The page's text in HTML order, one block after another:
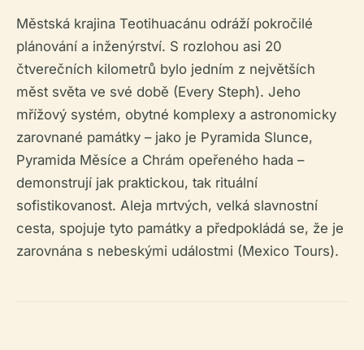
Městská krajina Teotihuacánu odráží pokročilé
plánování a inženýrství. S rozlohou asi 20
čtverečních kilometrů bylo jedním z největších
měst světa ve své době (Every Steph). Jeho
mřížový systém, obytné komplexy a astronomicky
zarovnané památky – jako je Pyramida Slunce,
Pyramida Měsíce a Chrám opeřeného hada –
demonstrují jak praktickou, tak rituální
sofistikovanost. Aleja mrtvých, velká slavnostní
cesta, spojuje tyto památky a předpokládá se, že je
zarovnána s nebeskými událostmi (Mexico Tours).